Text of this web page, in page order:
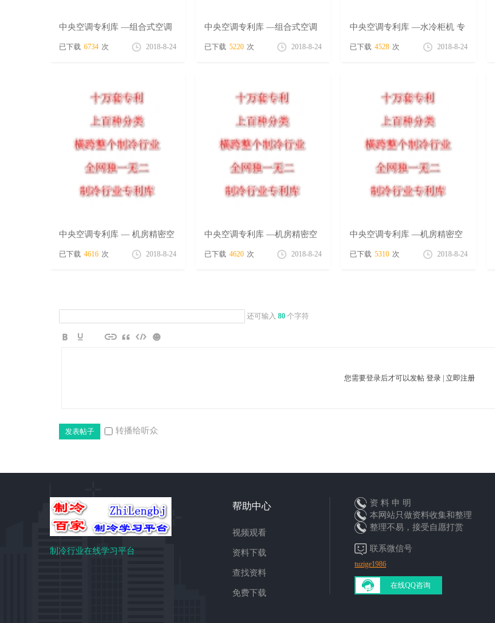
中央空调专利库 —组合式空调
专辑（8月22）
已下载 6734 次 2018-8-24
中央空调专利库 —组合式空调
专辑（8月20）
已下载 5220 次 2018-8-24
中央空调专利库 —水冷柜机 专
辑（8月24号）
已下载 4528 次 2018-8-24
中央空调专利库 — 机房精密空
调 专辑（8月26号）
已下载 4616 次 2018-8-24
中央空调专利库 —机房精密空
调 专辑（8月24号）
已下载 4620 次 2018-8-24
中央空调专利库 —机房精密空
调 专辑（8月22号）
已下载 5310 次 2018-8-24
还可输入 80 个字符
您需要登录后才可以发帖 登录| 立即注册
发表帖子 转播给听众
制冷行业在线学习平台
帮助中心
视频观看
资料下载
查找资料
免费下载
资 料 申 明
本网站只做资料收集和整理
整理不易，接受自愿打赏
联系微信号
tuzige1986
在线QQ咨询